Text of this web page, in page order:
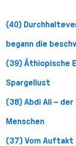
(40)
begann die
(39) Äthiopische
Spargellust
(38) Abdi Ali –
Menschen
(37) Vom Auftakt